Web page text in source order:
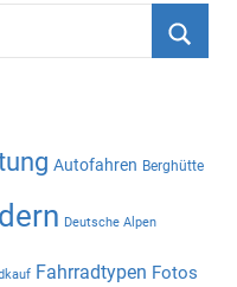
Autofahren Berghütte
Deutsche Alpen
Fahrradtypen Fotos